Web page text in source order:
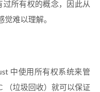
所有权的概念，因此从
觉难以理解。
中使用所有权系统来管
（垃圾回收）就可以保证